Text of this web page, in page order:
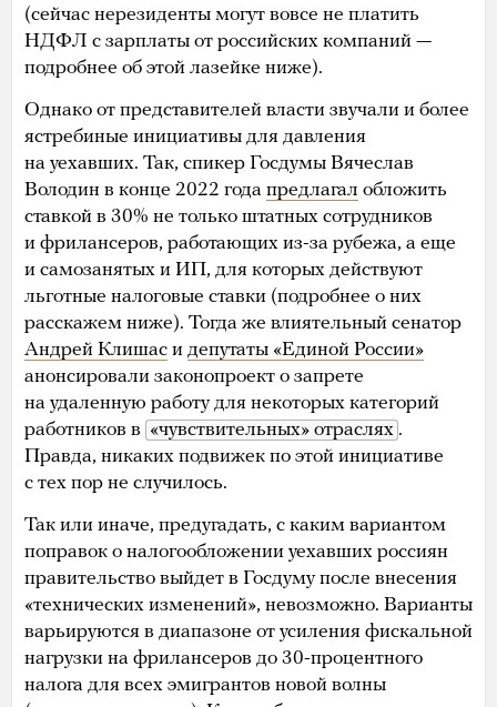
(сейчас нерезиденты могут вовсе не платить
НДФЛ с зарплаты от российских компаний —
подробнее об этой лазейке ниже).
Однако от представителей власти звучали и более
ястребиные инициативы для давления
на уехавших. Так, спикер Госдумы Вячеслав
Володин в конце 2022 года предлагал обложить
ставкой в 30% не только штатных сотрудников
и фрилансеров, работающих из-за рубежа, а еще
и самозанятых и ИП, для которых действуют
льготные налоговые ставки (подробнее о них
расскажем ниже). Тогда же влиятельный сенатор
Андрей Клишас и депутаты «Единой России»
анонсировали законопроект о запрете
на удаленную работу для некоторых категорий
работников в «чувствительных» отраслях .
Правда, никаких подвижек по этой инициативе
с тех пор не случилось.
Так или иначе, предугадать, с каким вариантом
поправок о налогообложении уехавших россиян
правительство выйдет в Госдуму после внесения
«технических изменений», невозможно. Варианты
варьируются в диапазоне от усиления фискальной
нагрузки на фрилансеров до 30-процентного
налога для всех эмигрантов новой волны